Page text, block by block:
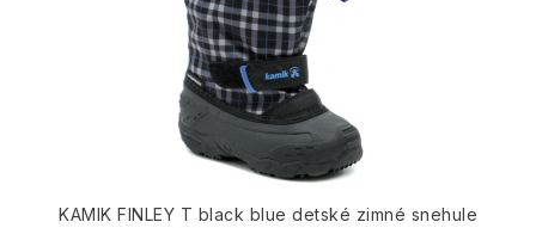
KAMIK FINLEY T black blue detské zimné snehule